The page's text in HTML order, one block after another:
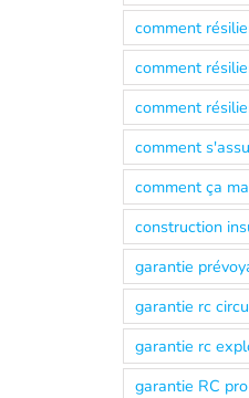
comment
comment
comment
comment
comment ça
construction
garantie
garantie rc
garantie rc
garantie RC pro